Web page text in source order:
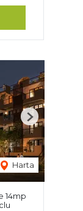
Harta
Next
14mp